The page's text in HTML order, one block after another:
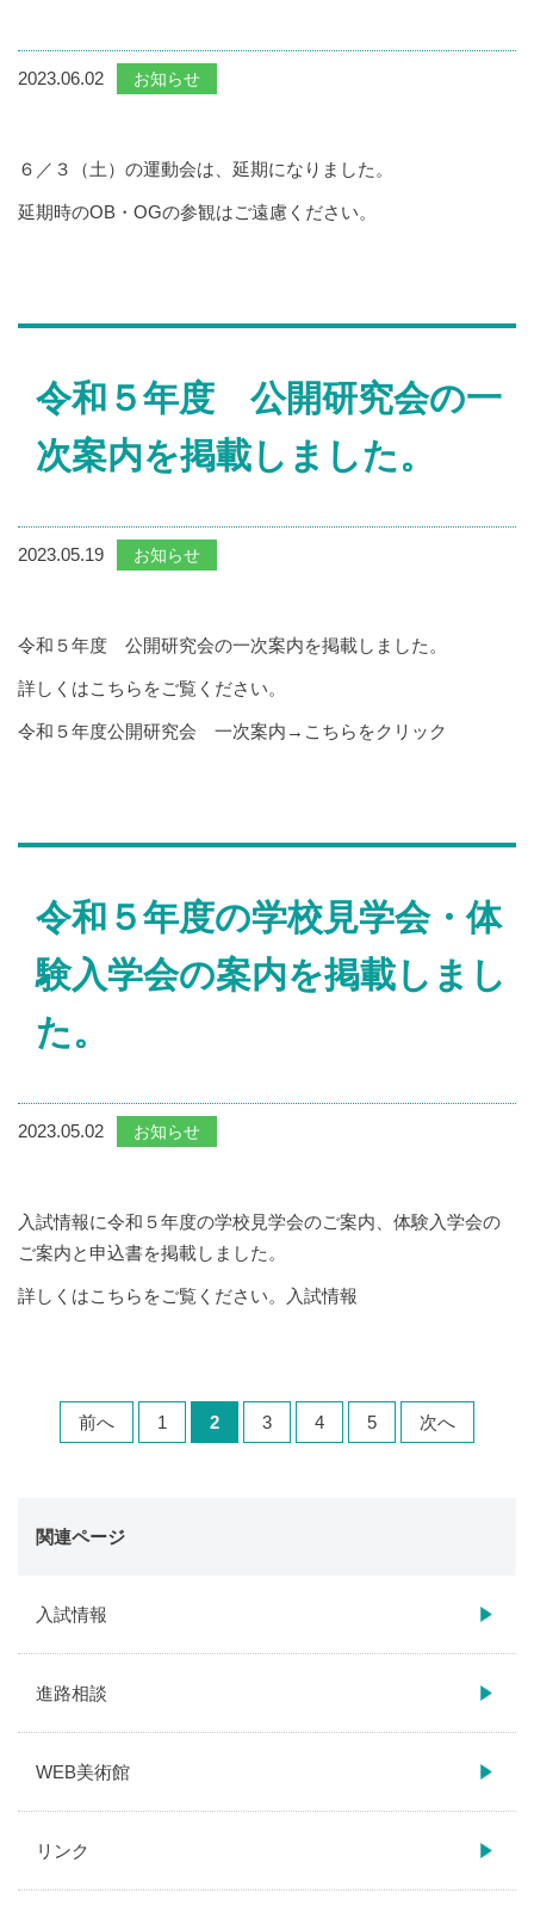
2023.06.02 お知らせ
６／３（土）の運動会は、延期になりました。
延期時のOB・OGの参観はご遠慮ください。
令和５年度 公開研究会の一
次案内を掲載しました。
2023.05.19 お知らせ
令和５年度 公開研究会の一次案内を掲載しました。
詳しくはこちらをご覧ください。
令和５年度公開研究会 一次案内→ こちらをクリック
令和５年度の学校見学会・体
験入学会の案内を掲載しまし
た。
2023.05.02 お知らせ
入試情報に令和５年度の学校見学会のご案内、体験入学会の
ご案内と申込書を掲載しました。
詳しくはこちらをご覧ください。 入試情報
前へ 1 2 3 4 5 次へ
関連ページ
入試情報
進路相談
WEB美術館
リンク